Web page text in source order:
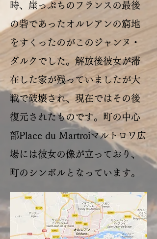
時、崖っぷちのフランスの最後
の砦であったオルレアンの窮地
をすくったのがこのジャンヌ・
ダルクでした。解放後彼女が滞
在した家が残っていましたが大
戦で破壊され、現在ではその後
復元されたものです。町の中心
部Place du Martroiマルトロワ広
場には彼女の像が立っており、
町のシンボルとなっています。